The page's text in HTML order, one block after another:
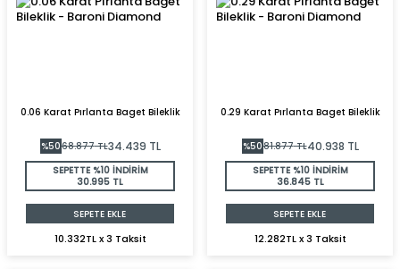
0.06 Karat Pırlanta Baget Bileklik
%5068.877TL34.439 TL
SEPETTE %10 İNDİRİM
30.995 TL
SEPETE EKLE
10.332TL x 3 Taksit
0.29 Karat Pırlanta Baget Bileklik
%5081.877TL40.938 TL
SEPETTE %10 İNDİRİM
36.845 TL
SEPETE EKLE
12.282TL x 3 Taksit